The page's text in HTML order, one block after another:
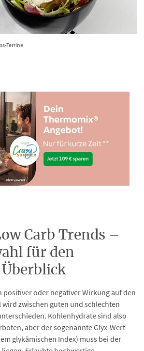
Terrine
Carb Trends –
für den
positiver oder negativer Wirkung auf den
zwischen guten und schlechten
Kohlenhydrate sind also
aber der sogenannte Glyx-Wert
glykämischen Index) muss bei der